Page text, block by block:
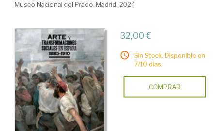
Museo Nacional del Prado. Madrid, 2024
32,00 €
Sin Stock. Disponible en
7/10 días.
COMPRAR